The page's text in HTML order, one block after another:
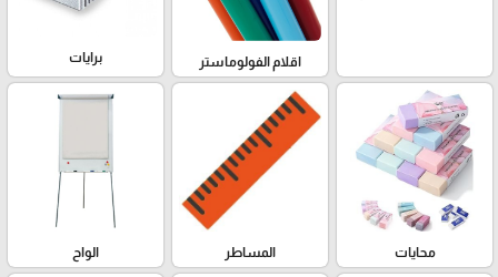
اقلام الفولوماستر برايات
محايات المساطر الواح